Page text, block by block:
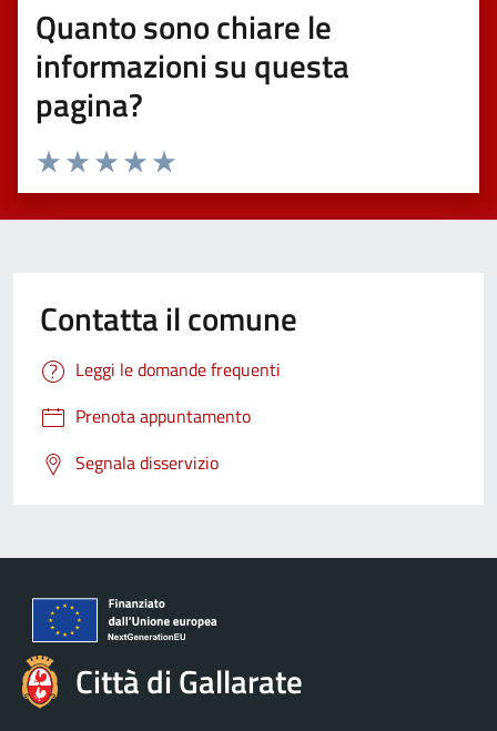
Quanto sono chiare le
informazioni su questa
pagina?
Valuta 5 stelle su 5
Valuta 4 stelle su 5
Valuta 3 stelle su 5
Valuta 2 stelle su 5
Valuta 1 stelle su 5
Contatta il comune
Leggi le domande frequenti
Prenota appuntamento
Segnala disservizio
Città di Gallarate